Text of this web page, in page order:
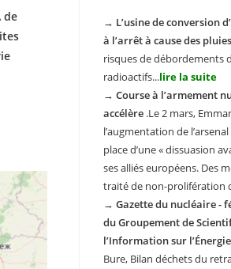
de
→ L’usine de conversion
à l’arrêt à cause des
risques de débordements
radioactifs...lire la suite
→Course à l’armement
accélère .Le 2 mars,
l’augmentation de
place d’une « dissuasion
ses alliés européens. Des
traité de non-prolifération
→Gazette du nucléaire -
du Groupement de
l’Information sur
Bure, Bilan déchets du